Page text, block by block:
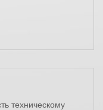
техническому